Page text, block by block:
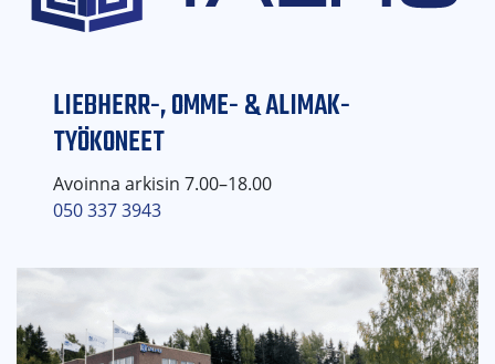
LIEBHERR-, OMME- & ALIMAK-
TYÖKONEET
Avoinna arkisin 7.00–18.00
050 337 3943